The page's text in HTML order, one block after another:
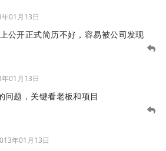
01月13日
公开正式简历不好，容易被公司发现
01月13日
问题，关键看老板和项目
年01月13日